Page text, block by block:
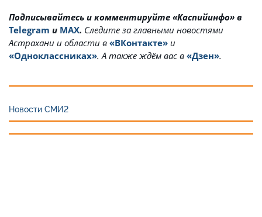
Подписывайтесь и комментируйте «Каспийинфо» в
Telegram и MAX. Cледите за главными новостями
Астрахани и области в «ВКонтакте» и
«Одноклассниках». А также ждём вас в «Дзен».
Новости СМИ2